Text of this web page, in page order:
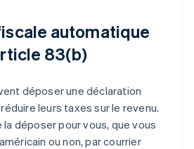
automatique
83(b)
déposer une déclaration
leurs taxes sur le revenu.
déposer pour vous, que vous
ou non, par courrier